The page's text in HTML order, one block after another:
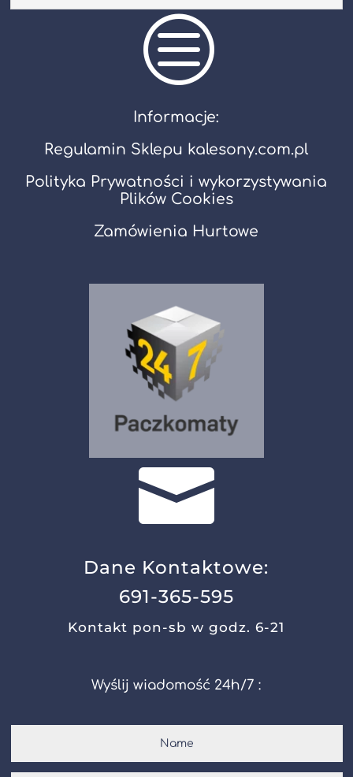
c
Informacje:
Regulamin Sklepu kalesony.com.pl
Polityka Prywatności i wykorzystywania
Plików Cookies
Zamówienia Hurtowe

Dane Kontaktowe:
691-365-595
Kontakt pon-sb w godz. 6-21
Wyślij wiadomość 24h/7 :